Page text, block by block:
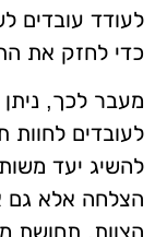
לעודד עובדים
כדי לחזק את
מעבר לכך,
לעובדים
להשיג יעד
הצלחה אלא גם
הצוות. תחושת